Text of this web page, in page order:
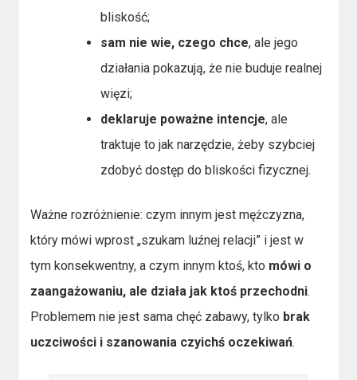
bliskość;
sam nie wie, czego chce, ale jego
działania pokazują, że nie buduje realnej
więzi;
deklaruje poważne intencje, ale
traktuje to jak narzędzie, żeby szybciej
zdobyć dostęp do bliskości fizycznej.
Ważne rozróżnienie: czym innym jest mężczyzna,
który mówi wprost „szukam luźnej relacji” i jest w
tym konsekwentny, a czym innym ktoś, kto mówi o
zaangażowaniu, ale działa jak ktoś przechodni.
Problemem nie jest sama chęć zabawy, tylko brak
uczciwości i szanowania czyichś oczekiwań.